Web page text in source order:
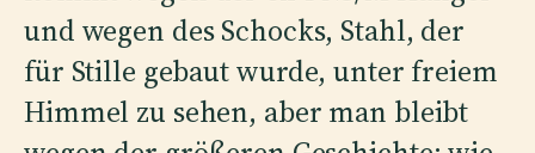
und wegen des Schocks, Stahl, der
für Stille gebaut wurde, unter freiem
Himmel zu sehen, aber man bleibt